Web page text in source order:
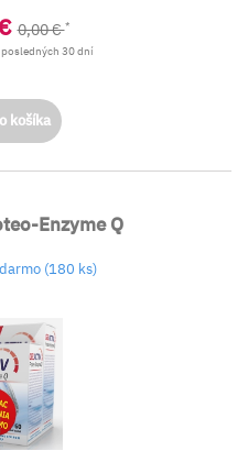
0,00 €*
30 dní
košíka
Enzyme Q
(180 ks)